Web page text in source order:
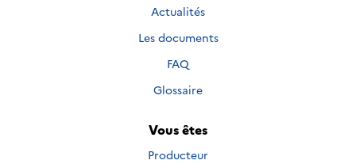
Actualités
Les documents
FAQ
Glossaire
Vous êtes
Producteur